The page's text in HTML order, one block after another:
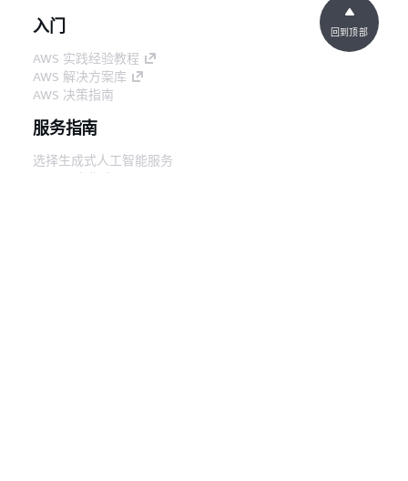
入门
AWS 实践经验教程
AWS 解决方案库
AWS 决策指南
服务指南
选择生成式人工智能服务
AWS 服务指南
回到顶部